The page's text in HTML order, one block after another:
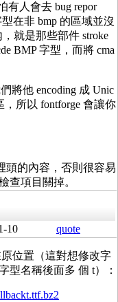
有人會去 bug repor
在非 bmp 的區域並沒
就是那些部件 stroke
BMP 字型，而將 cma
將他 encoding 成 Unic
所以 fontforge 會讓你
頭的內容，否則很容易
查項目關掉。
10 quote
位置（這對想修改字
型名稱後面多 個 t）：